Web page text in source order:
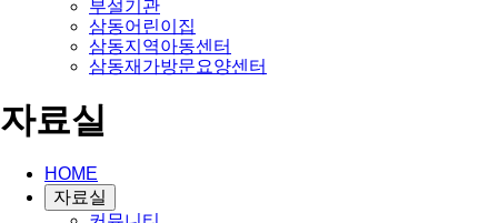
부설기관
삼동어린이집
삼동지역아동센터
삼동재가방문요양센터
자료실
HOME
자료실